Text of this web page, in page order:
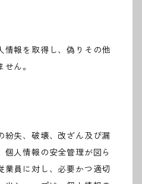
情報を取得し、偽りその他
ん。
紛失、破壊、改ざん及び漏
個人情報の安全管理が図ら
業員に対し、必要かつ適切